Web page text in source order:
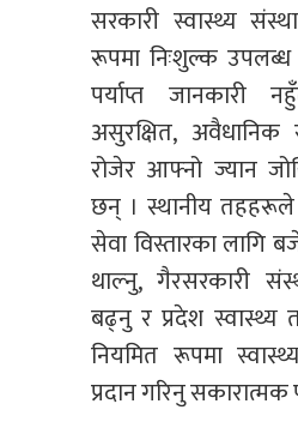
सरकारी स्वास्थ्य
रूपमा निःशुल्क
पर्याप्त जानकारी
असुरक्षित,
रोजेर आफ्नो ज्यान
छन् । स्थानीय तहहरूले
सेवा विस्तारका लागि
थाल्नु, गैरसरकारी
बढ्नु र प्रदेश स्वास्थ्य
नियमित रूपमा
प्रदान गरिनु सकारात्मक